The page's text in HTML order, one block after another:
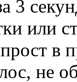
3
или
в
не